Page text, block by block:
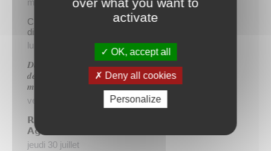
mercredi 5 août
Cinq demandeurs d’emploi de Papeete intègrent le
dispositif TIATURI AMO
lundi 3 août
𝑫𝒆𝒖𝒙 𝒔𝒂𝒑𝒆𝒖𝒓𝒔-𝒑𝒐𝒎𝒑𝒊𝒆𝒓𝒔 𝒅𝒆 𝑷𝒂𝒑𝒆𝒆𝒕𝒆 𝒂𝒖𝒙 𝒄𝒐̂𝒕𝒆́𝒔 𝒅𝒖
𝒅𝒆́𝒕𝒂𝒄𝒉𝒆𝒎𝒆𝒏𝒕 𝒑𝒐𝒍𝒚𝒏𝒆́𝒔𝒊𝒆𝒏 𝒆𝒏 𝒓𝒆𝒏𝒇𝒐𝒓𝒕 𝒅𝒆𝒔 𝒆́𝒒𝒖𝒊𝒑𝒆𝒔
𝒎𝒐𝒃𝒊𝒍𝒊𝒔𝒆́𝒆𝒔 𝒅𝒂𝒏𝒔 𝒍’𝑯𝒆𝒙𝒂𝒈𝒐𝒏𝒆
vendredi 31 juillet
𝗥é𝘂𝗻𝗶𝗼𝗻 𝗱’𝗶𝗻𝗳𝗼𝗿𝗺𝗮𝘁𝗶𝗼𝗻 𝘀𝘂𝗿 𝗹𝗮 𝗳𝗶𝗹𝗶è𝗿𝗲
𝗔𝗴𝗿𝗶𝗰𝗼𝗹𝗲
jeudi 30 juillet
activate
OK, accept all
Deny all cookies
Personalize